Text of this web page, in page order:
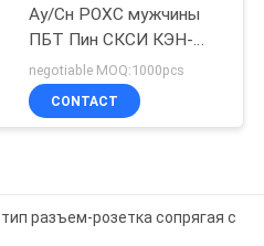
Ау/Сн РОХС мужчины
ПБТ Пин СКСИ КЭН-
ТИПЭ 14 контактных
разъемов компьютера
negotiable MOQ:1000pcs
CONTACT
разъем-розетка сопрягая с